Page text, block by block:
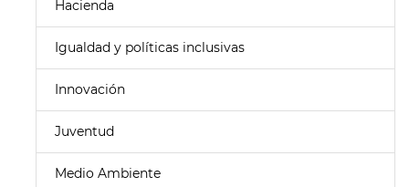
Hacienda
Igualdad y políticas inclusivas
Innovación
Juventud
Medio Ambiente